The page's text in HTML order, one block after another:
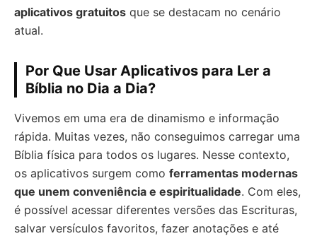
aplicativos gratuitos que se destacam no cenário
atual.
Por Que Usar Aplicativos para Ler a
Bíblia no Dia a Dia?
Vivemos em uma era de dinamismo e informação
rápida. Muitas vezes, não conseguimos carregar uma
Bíblia física para todos os lugares. Nesse contexto,
os aplicativos surgem como ferramentas modernas
que unem conveniência e espiritualidade. Com eles,
é possível acessar diferentes versões das Escrituras,
salvar versículos favoritos, fazer anotações e até